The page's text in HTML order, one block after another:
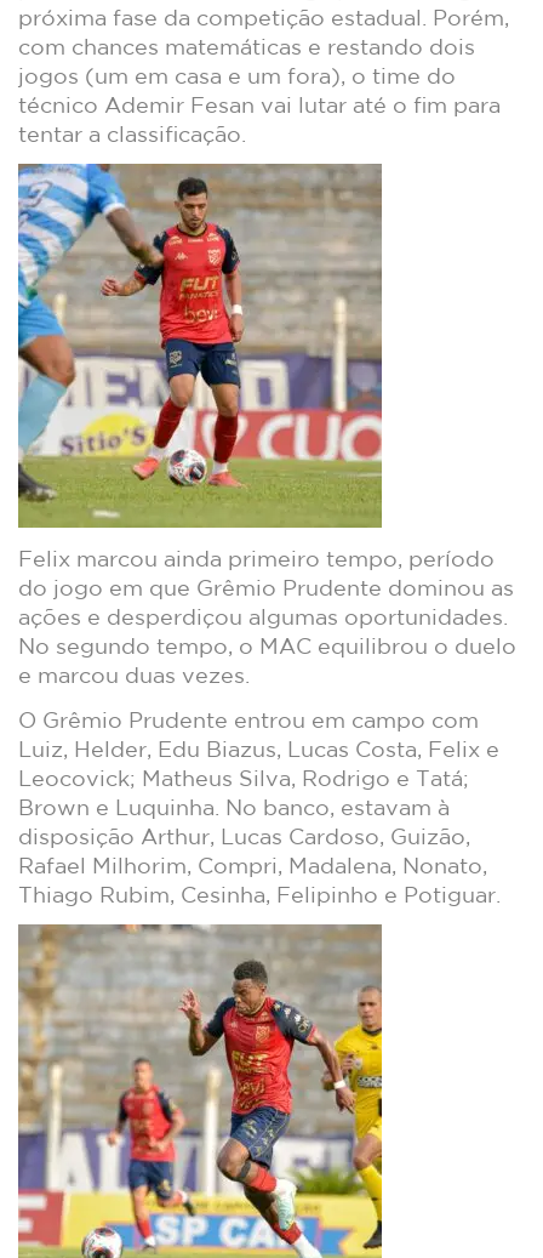
próxima fase da competição estadual. Porém,
com chances matemáticas e restando dois
jogos (um em casa e um fora), o time do
técnico Ademir Fesan vai lutar até o fim para
tentar a classificação.
Felix marcou ainda primeiro tempo, período
do jogo em que Grêmio Prudente dominou as
ações e desperdiçou algumas oportunidades.
No segundo tempo, o MAC equilibrou o duelo
e marcou duas vezes.
O Grêmio Prudente entrou em campo com
Luiz, Helder, Edu Biazus, Lucas Costa, Felix e
Leocovick; Matheus Silva, Rodrigo e Tatá;
Brown e Luquinha. No banco, estavam à
disposição Arthur, Lucas Cardoso, Guizão,
Rafael Milhorim, Compri, Madalena, Nonato,
Thiago Rubim, Cesinha, Felipinho e Potiguar.